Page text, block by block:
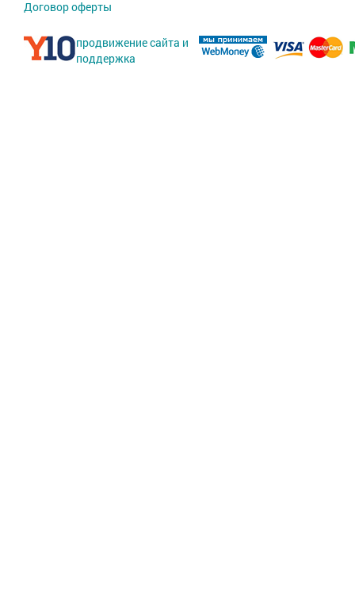
Договор оферты
продвижение сайта и
поддержка